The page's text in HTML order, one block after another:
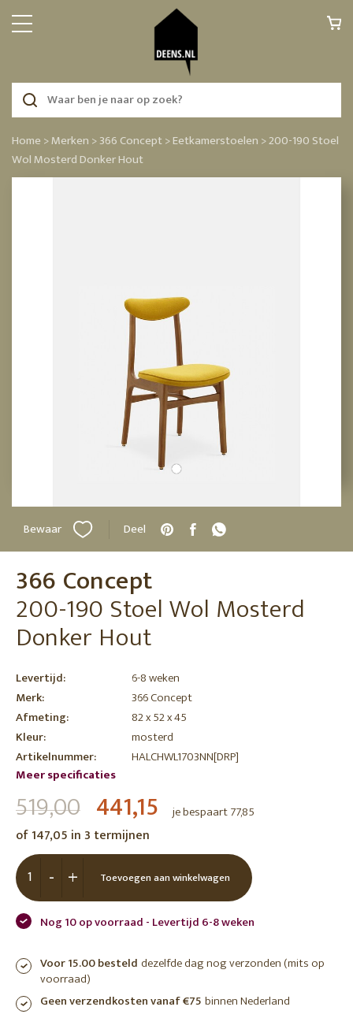
Home >Merken >366 Concept >Eetkamerstoelen >200-190 Stoel
Wol Mosterd Donker Hout
Bewaar Deel
366 Concept
200-190 Stoel Wol Mosterd
Donker Hout
Levertijd:
6-8 weken
Merk:
366 Concept
Afmeting:
82 x 52 x 45
Kleur:
mosterd
Artikelnummer:
HALCHWL1703NN[DRP]
Meer specificaties
519,00 441,15 je bespaart 77,85
of 147,05 in 3 termijnen
+
- Toevoegen aan winkelwagen
Nog 10 op voorraad - Levertijd 6-8 weken
Voor 15.00 besteld dezelfde dag nog verzonden (mits op
voorraad)
Geen verzendkosten vanaf €75 binnen Nederland